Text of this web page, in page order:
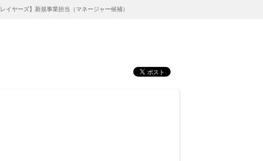
レイヤーズ】新規事業担当（マネージャー候補）